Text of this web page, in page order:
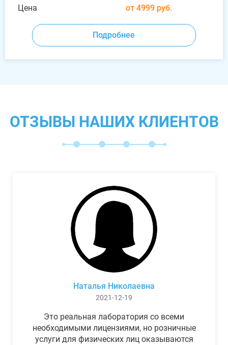
Цена
от 4999 руб.
Подробнее
ОТЗЫВЫ НАШИХ КЛИЕНТОВ
Наталья Николаевна
2021-12-19
Это реальная лаборатория со всеми
необходимыми лицензиями, но розничные
услуги для физических лиц оказываются